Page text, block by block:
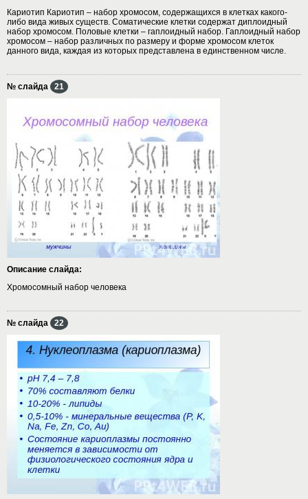
Кариотип Кариотип – набор хромосом, содержащихся в клетках какого-
либо вида живых существ. Соматические клетки содержат диплоидный
набор хромосом. Половые клетки – гаплоидный набор. Гаплоидный набор
хромосом – набор различных по размеру и форме хромосом клеток
данного вида, каждая из которых представлена в единственном числе.
№ слайда 21
Описание слайда:
Хромосомный набор человека
№ слайда 22